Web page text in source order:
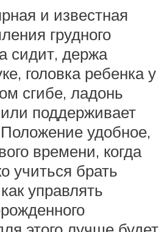
и известная
грудного
сидит, держа
головка ребенка у
сгибе, ладонь
поддерживает
удобное,
времени, когда
учиться брать
управлять